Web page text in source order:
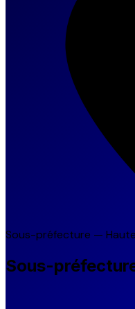
Sous-préfecture —
Sous-